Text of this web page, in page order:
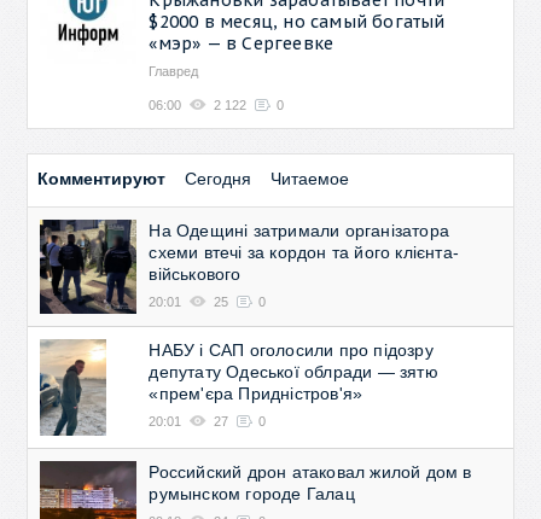
$2000 в месяц, но самый богатый
«мэр» — в Сергеевке
Главред
06:00 2 122 0
Комментируют Сегодня Читаемое
На Одещині затримали організатора
схеми втечі за кордон та його клієнта-
військового
20:01 25 0
НАБУ і САП оголосили про підозру
депутату Одеської облради — зятю
«прем'єра Придністров'я»
20:01 27 0
Российский дрон атаковал жилой дом в
румынском городе Галац